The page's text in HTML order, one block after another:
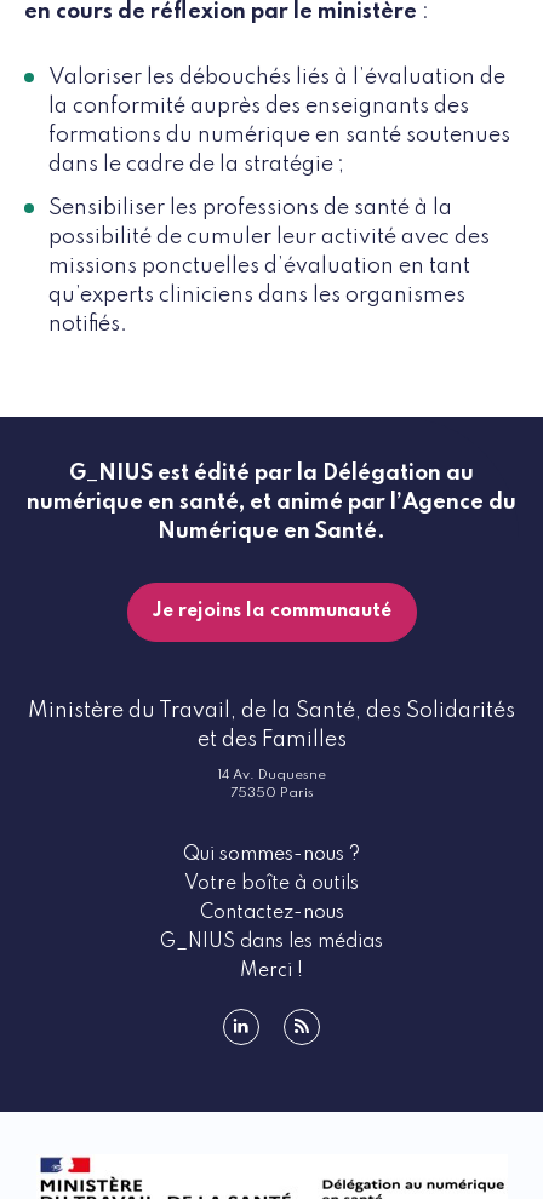
en cours de réflexion par le ministère :
Valoriser les débouchés liés à l’évaluation de
la conformité auprès des enseignants des
formations du numérique en santé soutenues
dans le cadre de la stratégie ;
Sensibiliser les professions de santé à la
possibilité de cumuler leur activité avec des
missions ponctuelles d’évaluation en tant
qu’experts cliniciens dans les organismes
notifiés.
G_NIUS est édité par la Délégation au
numérique en santé, et animé par l’Agence du
Numérique en Santé.
Je rejoins la communauté
Ministère du Travail, de la Santé, des Solidarités
et des Familles
14 Av. Duquesne
75350 Paris
Qui sommes-nous ?
Votre boîte à outils
Contactez-nous
G_NIUS dans les médias
Merci !